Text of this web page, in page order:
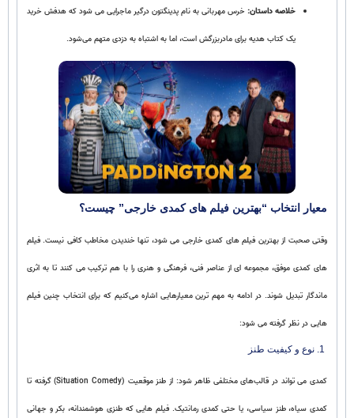
خلاصه داستان:خرس مهربانی به نام پدینگتون درگیر ماجرایی می‌ شود که هدفش خرید
یک کتاب هدیه برای مادربزرگش است، اما به اشتباه به دزدی متهم می‌شود.
معیار انتخاب “بهترین فیلم های کمدی خارجی” چیست؟
وقتی صحبت از بهترین فیلم های کمدی خارجی می‌ شود، تنها خندیدن مخاطب کافی نیست. فیلم‌
های کمدی موفق، مجموعه‌ ای از عناصر فنی، فرهنگی و هنری را با هم ترکیب می‌ کنند تا به اثری
ماندگار تبدیل شوند. در ادامه به مهم‌ ترین معیارهایی اشاره می‌کنیم که برای انتخاب چنین فیلم‌
هایی در نظر گرفته می‌ شود:
کمدی می‌ تواند در قالب‌های مختلفی ظاهر شود: از طنز موقعیت (Situation Comedy) گرفته تا
کمدی سیاه، طنز سیاسی، یا حتی کمدی رمانتیک. فیلم‌ هایی که طنزی هوشمندانه، بکر و جهانی